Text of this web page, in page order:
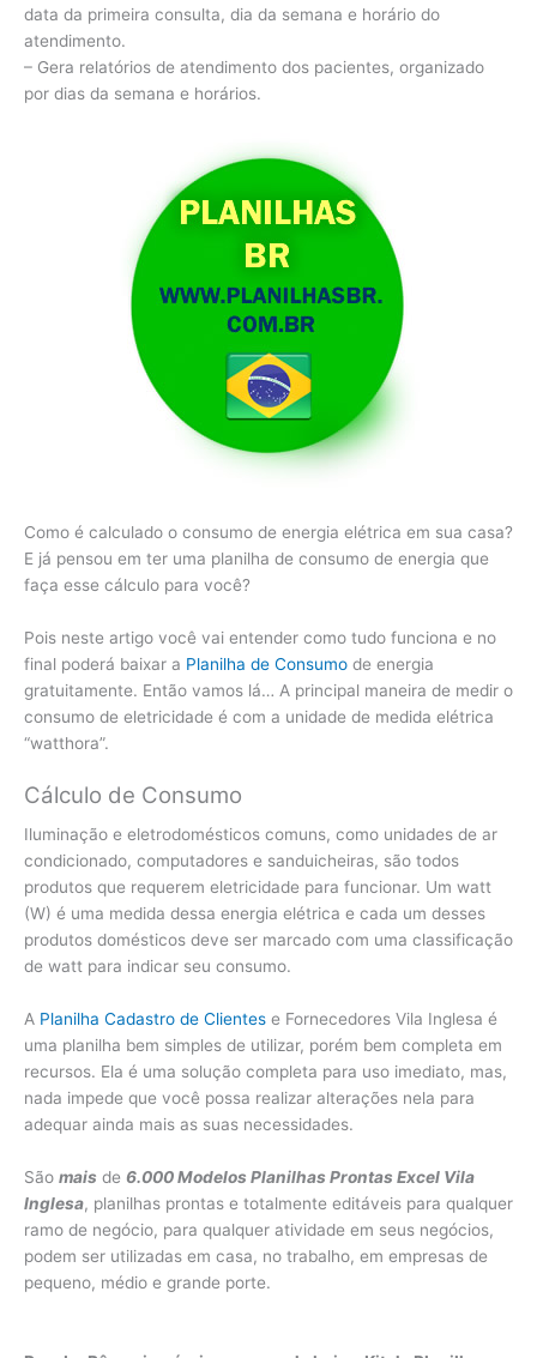
data da primeira consulta, dia da semana e horário do
atendimento.
– Gera relatórios de atendimento dos pacientes, organizado
por dias da semana e horários.
Como é calculado o consumo de energia elétrica em sua casa?
E já pensou em ter uma planilha de consumo de energia que
faça esse cálculo para você?
Pois neste artigo você vai entender como tudo funciona e no
final poderá baixar a Planilha de Consumo de energia
gratuitamente. Então vamos lá… A principal maneira de medir o
consumo de eletricidade é com a unidade de medida elétrica
“watthora”.
Cálculo de Consumo
Iluminação e eletrodomésticos comuns, como unidades de ar
condicionado, computadores e sanduicheiras, são todos
produtos que requerem eletricidade para funcionar. Um watt
(W) é uma medida dessa energia elétrica e cada um desses
produtos domésticos deve ser marcado com uma classificação
de watt para indicar seu consumo.
A Planilha Cadastro de Clientes e Fornecedores Vila Inglesa é
uma planilha bem simples de utilizar, porém bem completa em
recursos. Ela é uma solução completa para uso imediato, mas,
nada impede que você possa realizar alterações nela para
adequar ainda mais as suas necessidades.
São mais de 6.000 Modelos Planilhas Prontas Excel Vila
Inglesa, planilhas prontas e totalmente editáveis para qualquer
ramo de negócio, para qualquer atividade em seus negócios,
podem ser utilizadas em casa, no trabalho, em empresas de
pequeno, médio e grande porte.